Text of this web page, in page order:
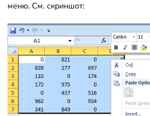
меню. См. скриншот: